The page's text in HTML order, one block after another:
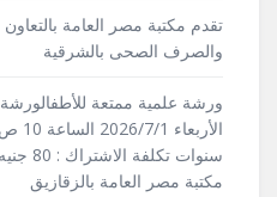
تقدم مكتبة مصر العامة
والصرف الصحى بالشرقية
ورشة علمية ممتعة
سنوات
مكتبة مصر العامة بالزقازيق